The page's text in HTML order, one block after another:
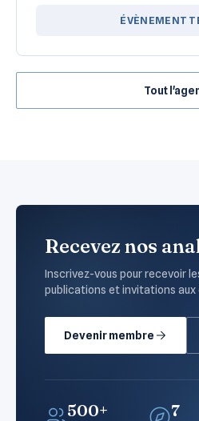
ÉVÈNEMENT
Tout
Recevez nos
Inscrivez-vous pour recevoir
publications et invitations aux
Devenir membre
500+ 7